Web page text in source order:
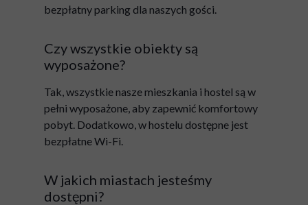
bezpłatny parking dla naszych gości.
Czy wszystkie obiekty są
wyposażone?
Tak, wszystkie nasze mieszkania i hostel są w
pełni wyposażone, aby zapewnić komfortowy
pobyt. Dodatkowo, w hostelu dostępne jest
bezpłatne Wi-Fi.
W jakich miastach jesteśmy
dostępni?